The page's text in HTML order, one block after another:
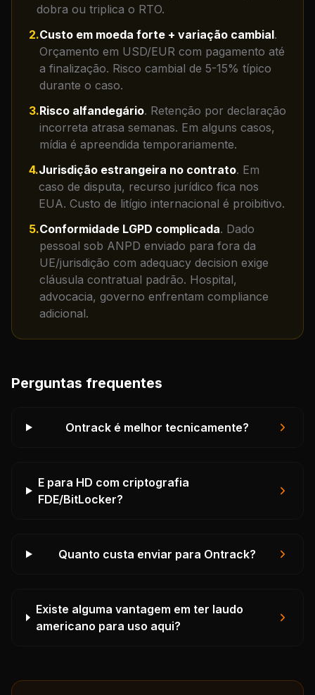
dobra ou triplica o RTO.
2.Custo em moeda forte + variação cambial.
Orçamento em USD/EUR com pagamento até
a finalização. Risco cambial de 5-15% típico
durante o caso.
3.Risco alfandegário. Retenção por declaração
incorreta atrasa semanas. Em alguns casos,
mídia é apreendida temporariamente.
4.Jurisdição estrangeira no contrato. Em
caso de disputa, recurso jurídico fica nos
EUA. Custo de litígio internacional é proibitivo.
5.Conformidade LGPD complicada. Dado
pessoal sob ANPD enviado para fora da
UE/jurisdição com adequacy decision exige
cláusula contratual padrão. Hospital,
advocacia, governo enfrentam compliance
adicional.
Perguntas frequentes
Ontrack é melhor tecnicamente?
E para HD com criptografia
FDE/BitLocker?
Quanto custa enviar para Ontrack?
Existe alguma vantagem em ter laudo
americano para uso aqui?